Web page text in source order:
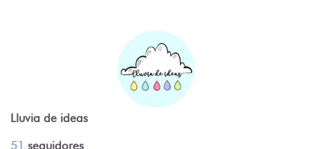
Lluvia de ideas
51 seguidores